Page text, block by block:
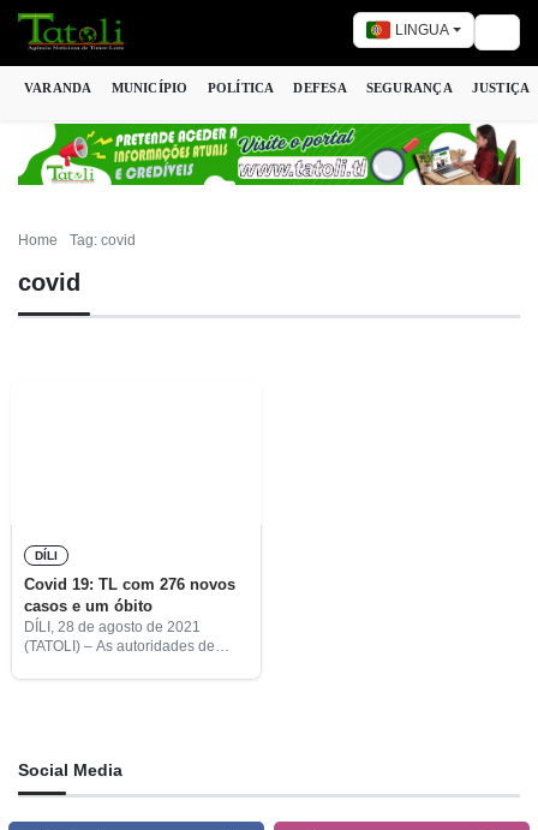
LINGUA
VARANDA MUNICÍPIO POLÍTICA DEFESA SEGURANÇA JUSTIÇA
Home Tag: covid
covid
DÍLI
Covid 19: TL com 276 novos
casos e um óbito
DÍLI, 28 de agosto de 2021
(TATOLI) – As autoridades de
Social Media